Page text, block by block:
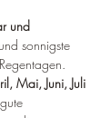
und
sonnigste
Mai, Juni, Juli